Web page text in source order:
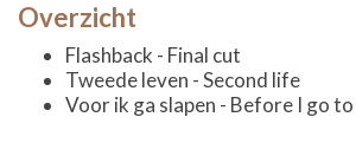
Overzicht
Flashback - Final cut
Tweede leven - Second life
Voor ik ga slapen - Before I go